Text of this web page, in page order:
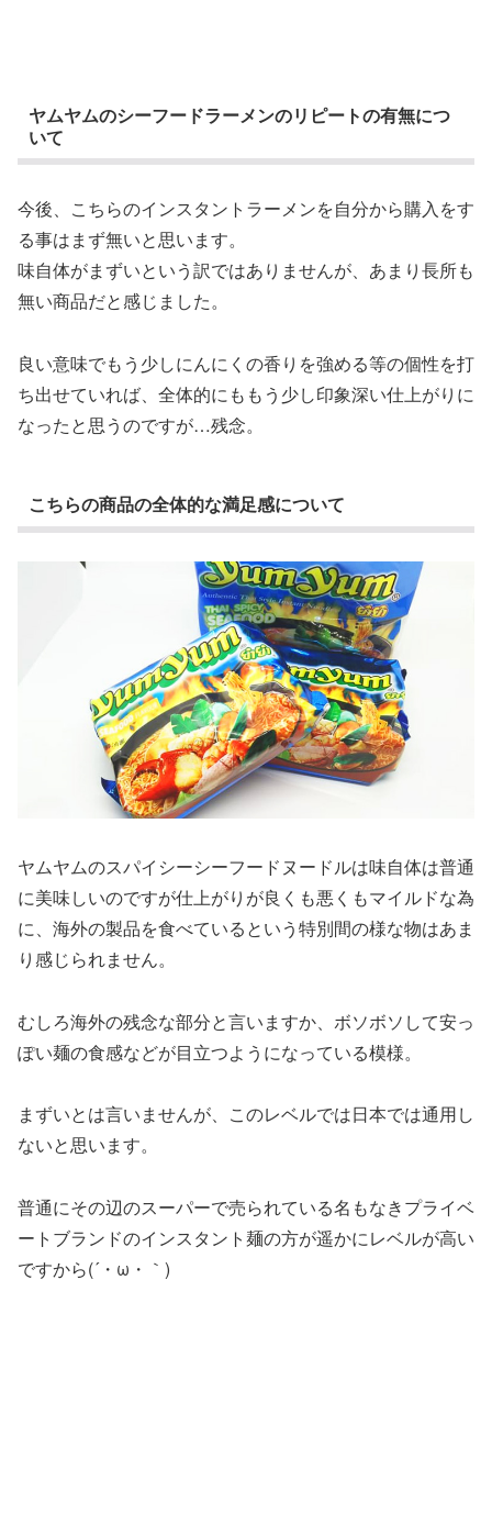
ヤムヤムのシーフードラーメンのリピートの有無につ
いて
今後、こちらのインスタントラーメンを自分から購入をす
る事はまず無いと思います。
味自体がまずいという訳ではありませんが、あまり長所も
無い商品だと感じました。
良い意味でもう少しにんにくの香りを強める等の個性を打
ち出せていれば、全体的にももう少し印象深い仕上がりに
なったと思うのですが…残念。
こちらの商品の全体的な満足感について
ヤムヤムのスパイシーシーフードヌードルは味自体は普通
に美味しいのですが仕上がりが良くも悪くもマイルドな為
に、海外の製品を食べているという特別間の様な物はあま
り感じられません。
むしろ海外の残念な部分と言いますか、ボソボソして安っ
ぽい麺の食感などが目立つようになっている模様。
まずいとは言いませんが、このレベルでは日本では通用し
ないと思います。
普通にその辺のスーパーで売られている名もなきプライベ
ートブランドのインスタント麺の方が遥かにレベルが高い
ですから(´・ω・｀)